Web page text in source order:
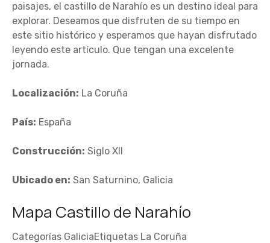
paisajes, el castillo de Narahío es un destino ideal para
explorar. Deseamos que disfruten de su tiempo en
este sitio histórico y esperamos que hayan disfrutado
leyendo este artículo. Que tengan una excelente
jornada.
Localización: La Coruña
País: España
Construcción: Siglo XII
Ubicado en: San Saturnino, Galicia
Mapa Castillo de Narahío
Categorías GaliciaEtiquetas La Coruña